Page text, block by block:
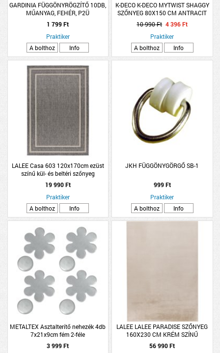
GARDINIA FÜGGÖNYRÖGZÍTŐ 10DB,
MŰANYAG, FEHÉR, P2Ü
FÜGGÖNYSÍNEKHEZ
1 799 Ft
Praktiker
A bolthoz
Info
K-DECO K-DECO MYTWIST SHAGGY
SZŐNYEG 80X150 CM ANTRACIT
SZÜRKE EGYSZÍNŰ
10 990 Ft 4 396 Ft
Praktiker
A bolthoz
Info
LALEE Casa 603 120x170cm ezüst
színű kül- és beltéri szőnyeg
19 990 Ft
Praktiker
A bolthoz
Info
JKH FÜGGÖNYGÖRGŐ SB-1
999 Ft
Praktiker
A bolthoz
Info
METALTEX Asztalterítő nehezék 4db
7x21x9cm fém 2-féle
3 999 Ft
LALEE LALEE PARADISE SZŐNYEG
160X230 CM KRÉM SZÍNŰ
56 990 Ft